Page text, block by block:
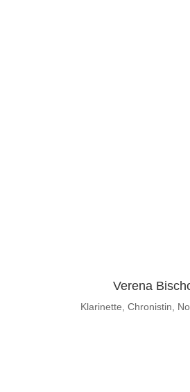
Verena
Klarinette, Chronistin,